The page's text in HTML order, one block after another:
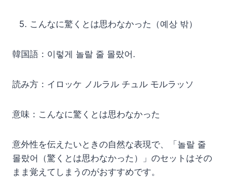
こんなに驚くとは思わなかった（예상 밖）
韓国語：이렇게 놀랄 줄 몰랐어.
読み方：イロッケ ノルラル チュル モルラッソ
意味：こんなに驚くとは思わなかった
意外性を伝えたいときの自然な表現で、「놀랄 줄
몰랐어（驚くとは思わなかった）」のセットはその
まま覚えてしまうのがおすすめです。